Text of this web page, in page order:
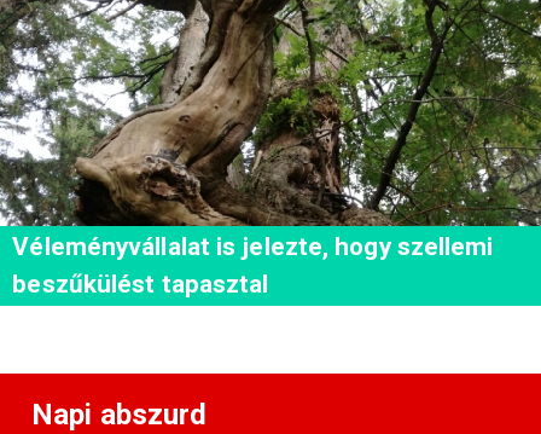
Véleményvállalat is jelezte, hogy szellemi
beszűkülést tapasztal
Napi abszurd